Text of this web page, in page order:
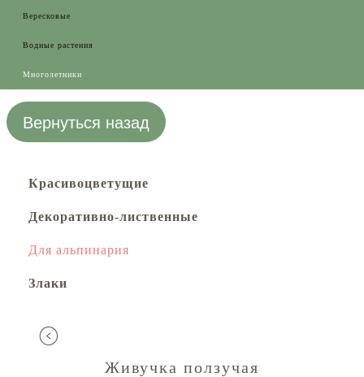
Вересковые
Водные растения
Многолетники
Вернуться назад
Красивоцветущие
Декоративно-лиственные
Для альпинария
Злаки
Живучка ползучая